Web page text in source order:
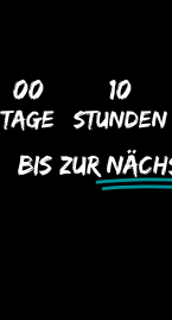
00
Tage
10
Stunden
Bis Zur